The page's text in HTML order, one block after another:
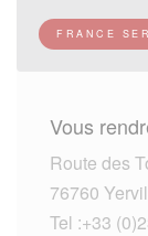
FRANCE
Vous
Route des
76760
Tel :+33